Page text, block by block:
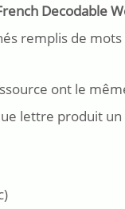
Decodable
remplis de mots
ont le
lettre produit un